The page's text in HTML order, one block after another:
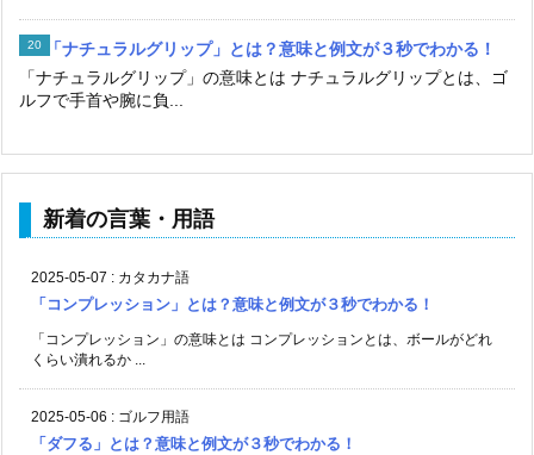
「ナチュラルグリップ」とは？意味と例文が３秒でわかる！
「ナチュラルグリップ」の意味とは ナチュラルグリップとは、ゴ
ルフで手首や腕に負...
新着の言葉・用語
2025-05-07 : カタカナ語
「コンプレッション」とは？意味と例文が３秒でわかる！
「コンプレッション」の意味とは コンプレッションとは、ボールがどれ
くらい潰れるか ...
2025-05-06 : ゴルフ用語
「ダフる」とは？意味と例文が３秒でわかる！